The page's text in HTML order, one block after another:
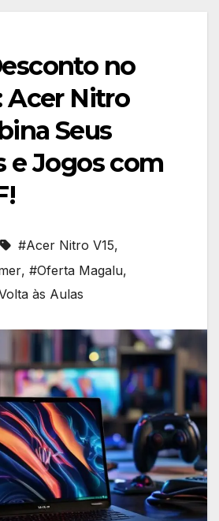
no
Acer Nitro
Seus
e Jogos com
#Acer Nitro V15,
, #Oferta Magalu,
às Aulas